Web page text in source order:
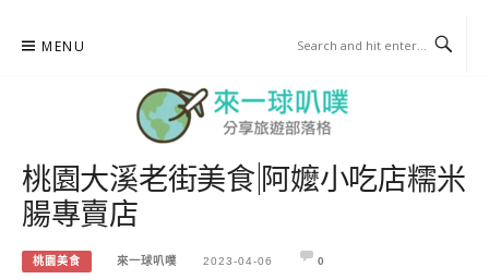
MENU
來一球叭噗
分享日本自助部落格
桃園大溪老街美食|阿嬤小吃店糯米
腸專賣店
桃園美食 來一球叭噗 2023-04-06 0